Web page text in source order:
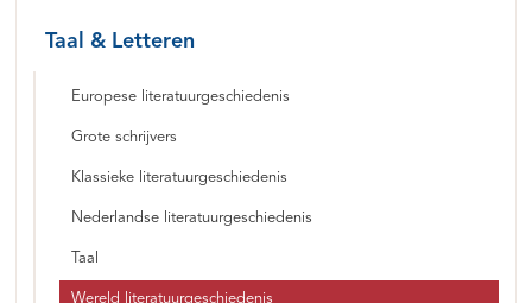
Taal & Letteren
Europese literatuurgeschiedenis
Grote schrijvers
Klassieke literatuurgeschiedenis
Nederlandse literatuurgeschiedenis
Taal
Wereld literatuurgeschiedenis